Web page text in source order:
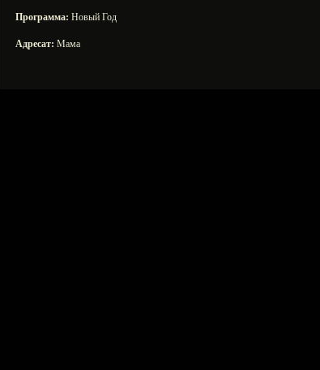
Программа: Новый Год
Адресат: Мама